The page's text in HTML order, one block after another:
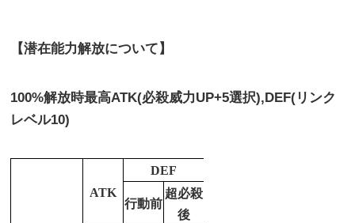
【潜在能力解放について】
100%解放時最高ATK(必殺威力UP+5選択),DEF(リンク
レベル10)
ATK
DEF
行動前
超必殺
後